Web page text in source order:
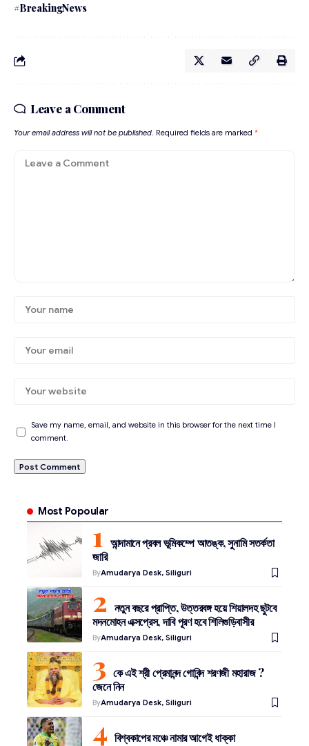
#BreakingNews
Leave a Comment
Your email address will not be published. Required fields are marked *
Save my name, email, and website in this browser for the next time I
comment.
Most Popoular
আন্দামানে প্রবল ভূমিকম্পে আতঙ্ক, সুনামি সতর্কতা
জারি
ByAmudarya Desk, Siliguri
নতুন বছরে প্রাপ্তি, উত্তরবঙ্গ হয়ে শিয়ালদহ ছুটবে
মদনমোহন এক্সপ্রেস, দাবি পূরণ হবে শিলিগুড়িবাসীর
ByAmudarya Desk, Siliguri
কে এই শ্রী প্রেমানন্দ গোবিন্দ শরণজী মহারাজ ?
জেনে নিন
ByAmudarya Desk, Siliguri
বিশ্বকাপের মঞ্চে নামার আগেই ধাক্কা